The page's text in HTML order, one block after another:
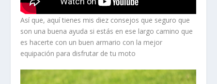
Así que, aquí tienes mis diez consejos que seguro que
son una buena ayuda si estás en ese largo camino que
es hacerte con un buen armario con la mejor
equipación para disfrutar de tu moto